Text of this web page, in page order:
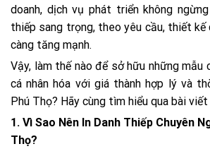
doanh, dịch vụ phát triển không
thiếp sang trọng, theo yêu cầu, thiết kế
càng tăng mạnh.
Vậy, làm thế nào để sở hữu những
cá nhân hóa với giá thành hợp lý và
Phú Thọ? Hãy cùng tìm hiểu qua bài
1. Vì Sao Nên In Danh Thiếp Chuyên
Thọ?